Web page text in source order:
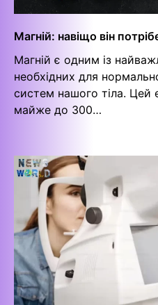
Магній: навіщо він
Магній є одним із
необхідних для
систем нашого тіла. Цей
майже до 300…